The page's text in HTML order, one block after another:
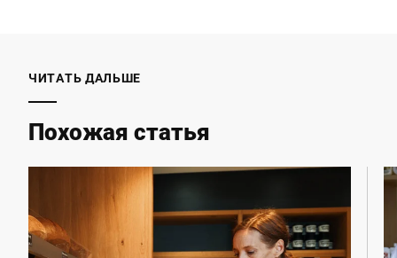
E-mail *
Улица *
ЧИТАТЬ ДАЛЬШЕ
Похожая статья